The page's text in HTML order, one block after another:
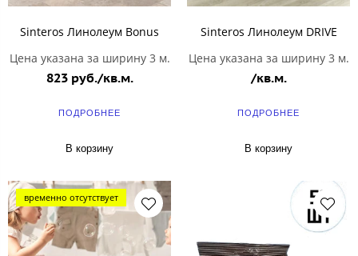
Sinteros Линолеум Bonus
Цена указана за ширину 3 м.
823 руб./кв.м.
ПОДРОБНЕЕ
В корзину
Sinteros Линолеум DRIVE
Цена указана за ширину 3 м.
/кв.м.
ПОДРОБНЕЕ
В корзину
временно отсутствует